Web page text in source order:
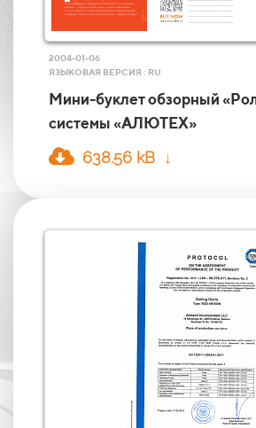
2004-01-06
ЯЗЫКОВАЯ ВЕРСИЯ : RU
Мини-буклет обзорный
системы «АЛЮТЕХ»
638.56 kB ↓